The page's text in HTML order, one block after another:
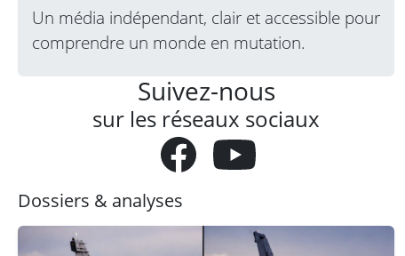
Un média indépendant, clair et accessible pour
comprendre un monde en mutation.
Suivez-nous
sur les réseaux sociaux
Dossiers & analyses